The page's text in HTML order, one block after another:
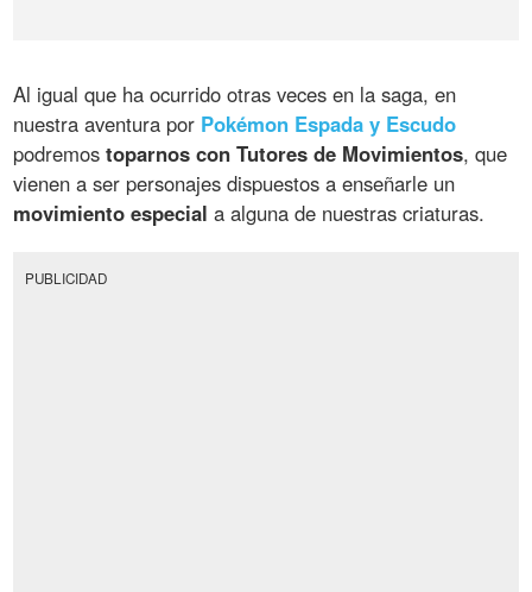
Al igual que ha ocurrido otras veces en la saga, en
nuestra aventura por Pokémon Espada y Escudo
podremostoparnos con Tutores de Movimientos, que
vienen a ser personajes dispuestos a enseñarle un
movimiento especial a alguna de nuestras criaturas.
PUBLICIDAD